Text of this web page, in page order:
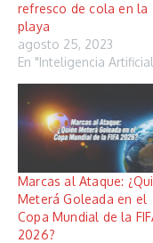
refresco de cola en la
playa
agosto 25, 2023
En "Inteligencia
Marcas al Ataque:
Meterá Goleada en el
Copa Mundial de la
2026?